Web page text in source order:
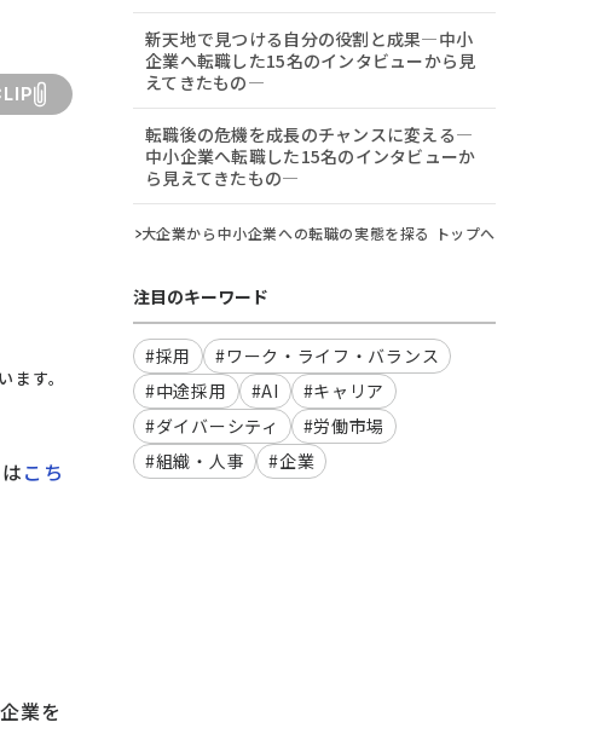
す。
こち
業を
新天地で見つける自分の役割と成果―中小
企業へ転職した15名のインタビューから見
えてきたもの―
転職後の危機を成長のチャンスに変える―
中小企業へ転職した15名のインタビューか
ら見えてきたもの―
大企業から中小企業への転職の実態を探る トップへ
注目のキーワード
#採用
#ワーク・ライフ・バランス
#中途採用
#AI
#キャリア
#ダイバーシティ
#労働市場
#組織・人事
#企業